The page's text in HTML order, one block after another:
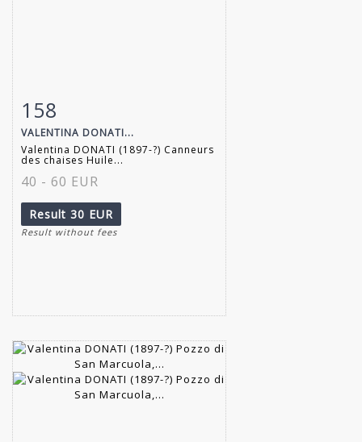
Item detail
158
VALENTINA DONATI...
Valentina DONATI (1897-?) Canneurs
des chaises Huile...
40 - 60 EUR
Result 30 EUR
Result without fees